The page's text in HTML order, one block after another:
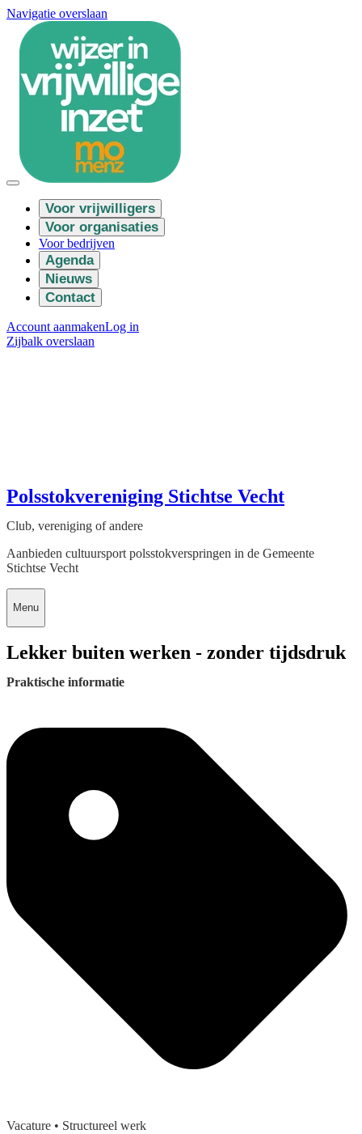
Navigatie overslaan
Voor vrijwilligers
Voor organisaties
Voor bedrijven
Agenda
Nieuws
Contact
Account aanmakenLog in
Zijbalk overslaan
Polsstokvereniging Stichtse Vecht
Club, vereniging of andere
Aanbieden cultuursport polsstokverspringen in de Gemeente
Stichtse Vecht
Menu
Lekker buiten werken - zonder tijdsdruk
Praktische informatie
Vacature • Structureel werk